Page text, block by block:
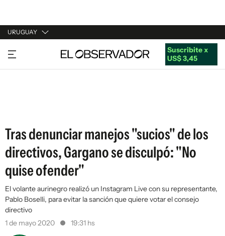
URUGUAY
URUGUAY
ARGENTINA
Suscribite x
US$ 3,45
Tras denunciar manejos "sucios" de los
directivos, Gargano se disculpó: "No
quise ofender"
El volante aurinegro realizó un Instagram Live con su representante,
Pablo Boselli, para evitar la sanción que quiere votar el consejo
directivo
1 de mayo 2020
19:31 hs